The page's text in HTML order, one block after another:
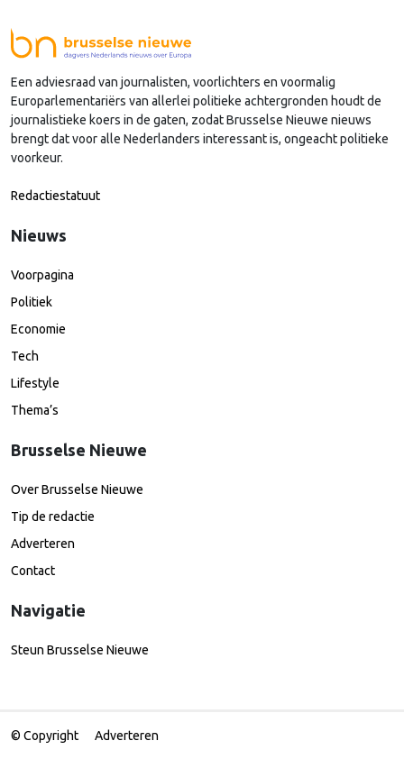
Een adviesraad van journalisten, voorlichters en voormalig
Europarlementariërs van allerlei politieke achtergronden houdt de
journalistieke koers in de gaten, zodat Brusselse Nieuwe nieuws
brengt dat voor alle Nederlanders interessant is, ongeacht politieke
voorkeur.
Redactiestatuut
Nieuws
Voorpagina
Politiek
Economie
Tech
Lifestyle
Thema’s
Brusselse Nieuwe
Over Brusselse Nieuwe
Tip de redactie
Adverteren
Contact
Navigatie
Steun Brusselse Nieuwe
© Copyright Adverteren